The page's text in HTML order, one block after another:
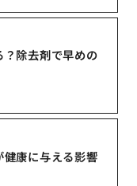
？除去剤で早めの
康に与える影響